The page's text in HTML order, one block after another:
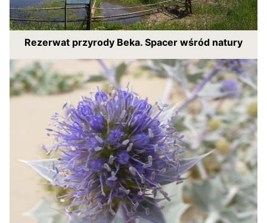
Rezerwat przyrody Beka. Spacer wśród natury